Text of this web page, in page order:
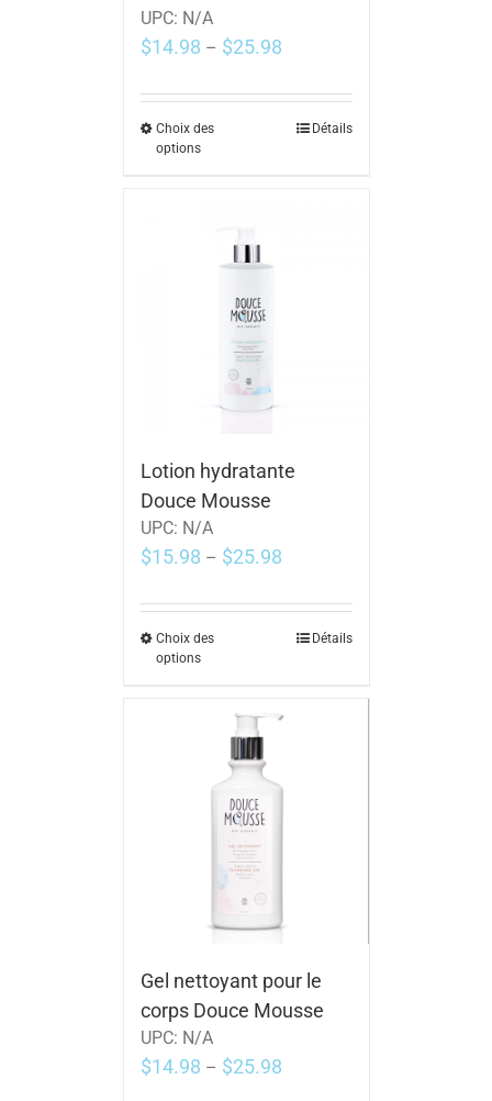
UPC: N/A
$14.98 – $25.98
Choix des
options
Détails
Lotion hydratante
Douce Mousse
UPC: N/A
$15.98 – $25.98
Choix des
options
Détails
Gel nettoyant pour le
corps Douce Mousse
UPC: N/A
$14.98 – $25.98